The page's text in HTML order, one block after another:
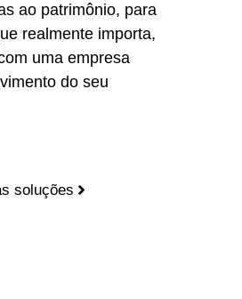
ao patrimônio, para
realmente importa,
uma empresa
do seu
soluções